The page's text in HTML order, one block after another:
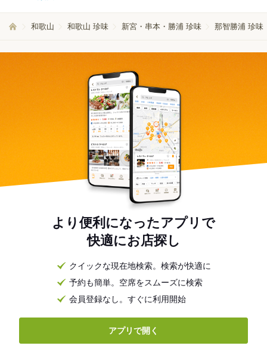
和歌山 和歌山 珍味 新宮・串本・勝浦 珍味 那智勝浦 珍味
より便利になったアプリで
快適にお店探し
クイックな現在地検索。検索が快適に
予約も簡単。空席をスムーズに検索
会員登録なし。すぐに利用開始
アプリで開く